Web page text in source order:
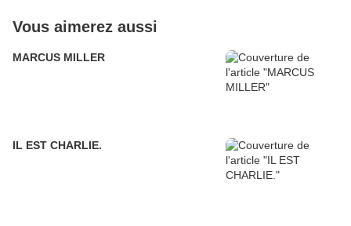
Vous aimerez aussi
MARCUS MILLER
IL EST CHARLIE.